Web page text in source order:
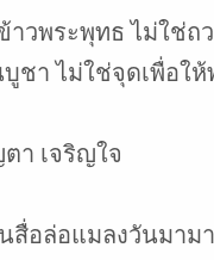
วพระพุทธ ไม่ใช่ถ
ชา ไม่ใช่จุดเพื่อใ
า เจริญใจ
สื่อล่อแมลงวันมา